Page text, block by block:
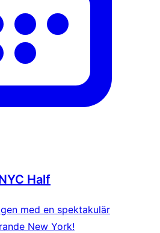
Half
med en spektakulär
New York!